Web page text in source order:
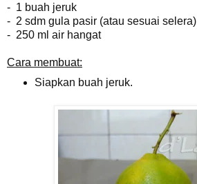
- 1 buah jeruk
- 2 sdm gula pasir (atau sesuai selera)
- 250 ml air hangat
Cara membuat:
Siapkan buah jeruk.